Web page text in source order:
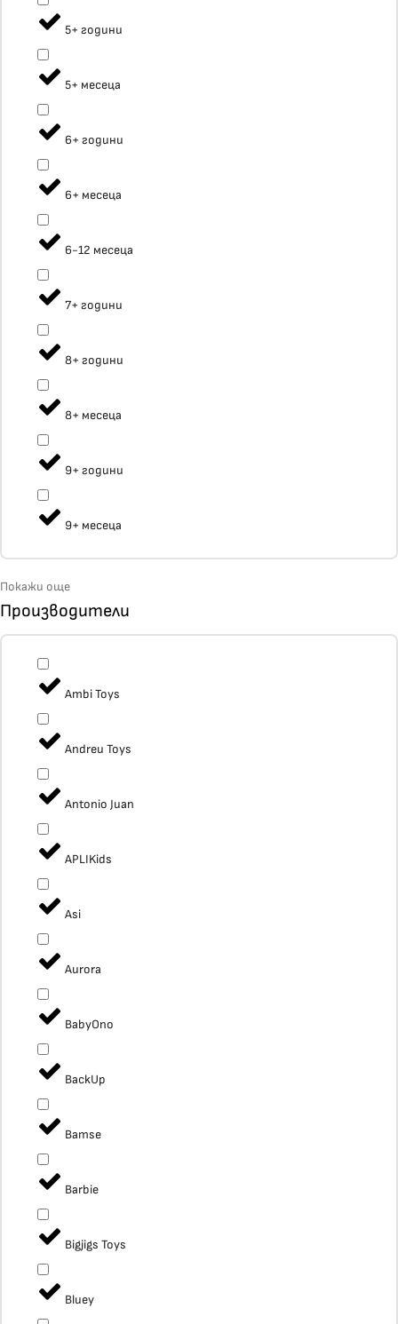
5+ години
5+ месеца
6+ години
6+ месеца
6-12 месеца
7+ години
8+ години
8+ месеца
9+ години
9+ месеца
Покажи още
Производители
Ambi Toys
Andreu Toys
Antonio Juan
APLIKids
Asi
Aurora
BabyOno
BackUp
Bamse
Barbie
Bigjigs Toys
Bluey